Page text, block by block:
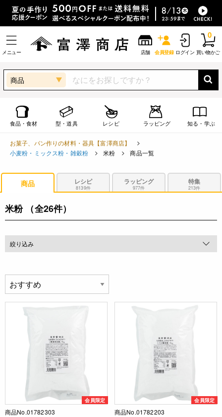
メニュー 店舗 会員登録 ログイン 買い物かご
0
商品
食品・食材 型・道具 レシピ ラッピング 知る・学ぶ
お菓子、パン作りの材料・器具【富澤商店】
小麦粉・ミックス粉・雑穀粉
米粉 商品一覧
商品 レシピ
8139件
ラッピング
977件
特集
213件
米粉 （全26件）
絞り込み
会員限定
商品No.01782303
会員限定
商品No.01782203